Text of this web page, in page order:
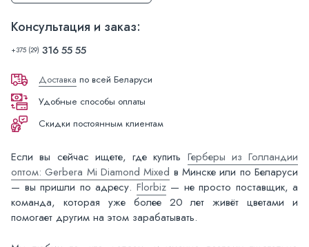
Консультация и заказ:
+375 (29) 316 55 55
Доставка по всей Беларуси
Удобные способы оплаты
Скидки постоянным клиентам
Если вы сейчас ищете, где купить Герберы из Голландии
оптом: Gerbera Mi Diamond Mixed в Минске или по Беларуси
— вы пришли по адресу. Florbiz— не просто поставщик, а
команда, которая уже более 20 лет живёт цветами и
помогает другим на этом зарабатывать.